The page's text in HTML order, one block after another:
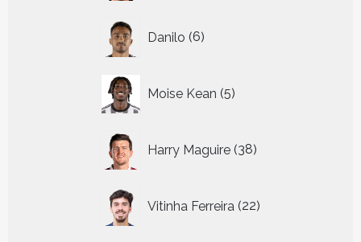
Danilo 6
producten
Moise Kean 5
producten
Harry Maguire 38
producten
Vitinha Ferreira 22
producten